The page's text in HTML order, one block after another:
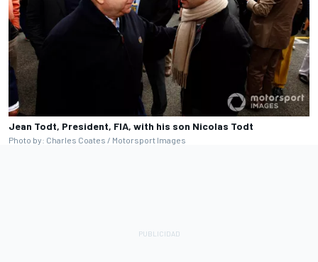
Jean Todt, President, FIA, with his son Nicolas Todt
Photo by: Charles Coates / Motorsport Images